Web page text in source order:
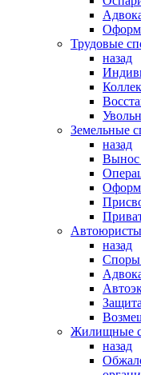
Трудовые
назад
Земельные
назад
Вынос
Автоюристы
назад
Споры
Жилищные
назад